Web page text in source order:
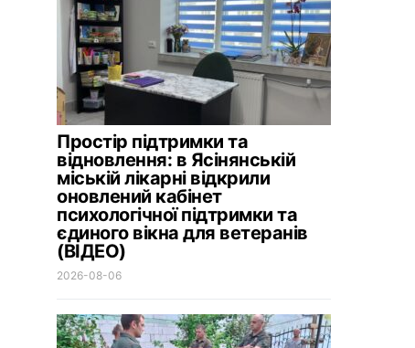
Простір підтримки та
відновлення: в Ясінянській
міській лікарні відкрили
оновлений кабінет
психологічної підтримки та
єдиного вікна для ветеранів
(ВІДЕО)
2026-08-06